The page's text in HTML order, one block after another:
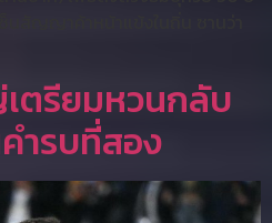
ตรียมหวนกลับ
ำรบที่สอง